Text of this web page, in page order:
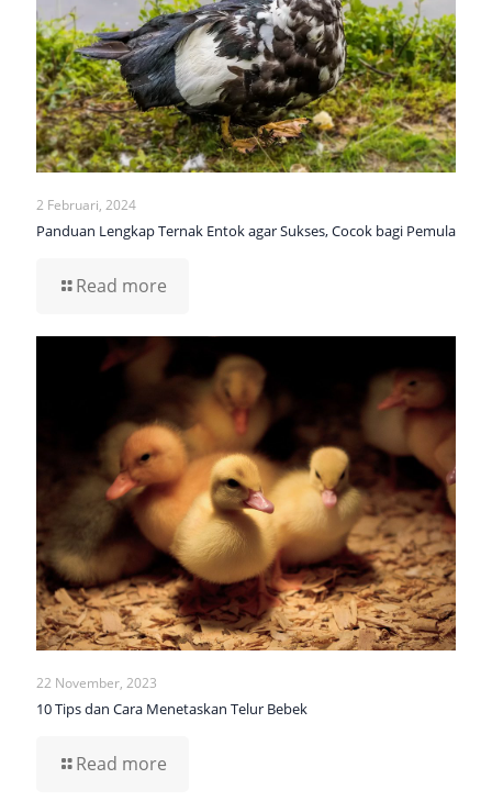
2 Februari, 2024
Panduan Lengkap Ternak Entok agar Sukses, Cocok bagi Pemula
Read more
22 November, 2023
10 Tips dan Cara Menetaskan Telur Bebek
Read more